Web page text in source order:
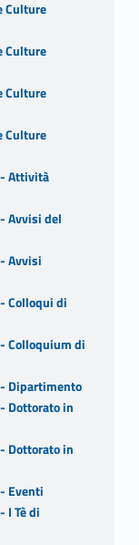
Culture
Culture
Culture
Culture
Attività
Avvisi del
Avvisi
Colloqui di
Colloquium di
Dipartimento
Dottorato in
Dottorato in
Eventi
I Tè di